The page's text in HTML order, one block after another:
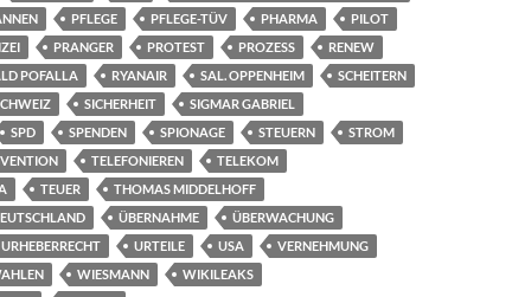
PFLEGE PFLEGE-TÜV PHARMA
PILOT
PRANGER PROTEST PROZESS
RENEW
POFALLA RYANAIR SAL. OPPENHEIM
SCHEITERN
SICHERHEIT
SIGMAR GABRIEL
SPD SPENDEN SPIONAGE STEUERN
STROM
TELEFONIEREN
TELEKOM
TEUER
THOMAS MIDDELHOFF
ÜBERNAHME
ÜBERWACHUNG
URHEBERRECHT URTEILE USA
VERNEHMUNG
WIESMANN
WIKILEAKS